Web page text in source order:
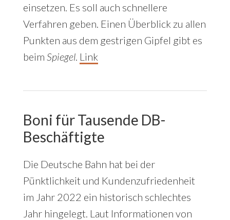
einsetzen. Es soll auch schnellere
Verfahren geben. Einen Überblick zu allen
Punkten aus dem gestrigen Gipfel gibt es
beim Spiegel. Link
Boni für Tausende DB-
Beschäftigte
Die Deutsche Bahn hat bei der
Pünktlichkeit und Kundenzufriedenheit
im Jahr 2022 ein historisch schlechtes
Jahr hingelegt. Laut Informationen von